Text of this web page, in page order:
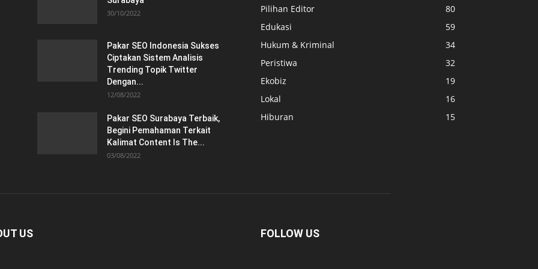
30/10/2022
Pakar SEO Indonesia Sukses
Ciptakan Sistem Analisis
Trending Topik Twitter
Dengan...
12/08/2022
Pakar SEO Surabaya Terbaik,
Begini Pemahaman Terkait
Kalimat Content Is The...
03/08/2022
Pilihan Editor
80
Edukasi
59
Hukum & Kriminal
34
Peristiwa
32
Ekobiz
19
Lokal
16
Hiburan
15
US FOLLOW US